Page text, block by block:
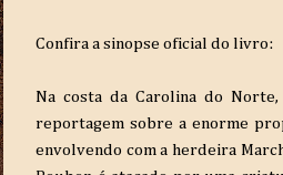
Confira a sinopse oficial do livro:
Na costa da Carolina do
reportagem sobre a enorme
envolvendo com a herdeira